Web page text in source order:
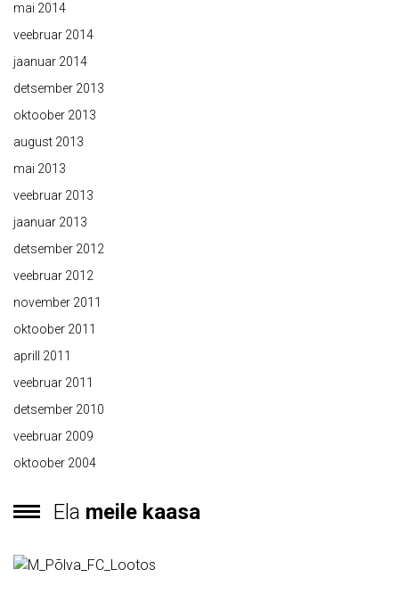
mai 2014
veebruar 2014
jaanuar 2014
detsember 2013
oktoober 2013
august 2013
mai 2013
veebruar 2013
jaanuar 2013
detsember 2012
veebruar 2012
november 2011
oktoober 2011
aprill 2011
veebruar 2011
detsember 2010
veebruar 2009
oktoober 2004
Ela meile kaasa